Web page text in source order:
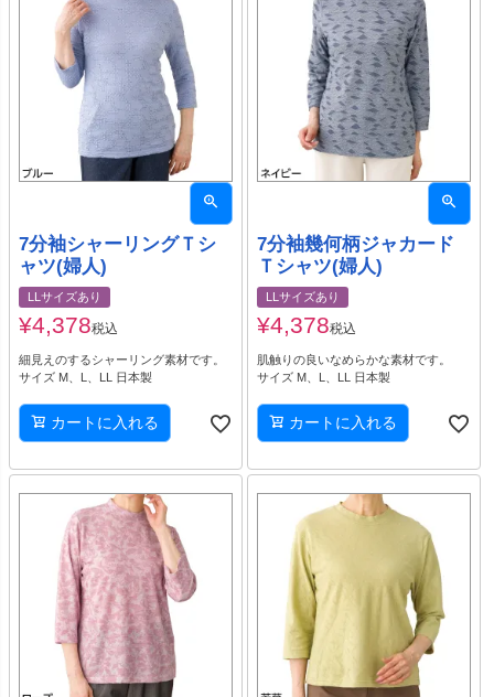
7分袖シャーリングＴシ
ャツ(婦人)
LLサイズあり
¥4,378税込
細見えのするシャーリング素材です。
サイズ M、L、LL 日本製
カートに入れる
7分袖幾何柄ジャカード
Ｔシャツ(婦人)
LLサイズあり
¥4,378税込
肌触りの良いなめらかな素材です。
サイズ M、L、LL 日本製
カートに入れる